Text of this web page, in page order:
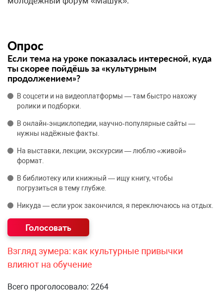
Опрос
Если тема на уроке показалась интересной, куда
ты скорее пойдёшь за «культурным
продолжением»?
В соцсети и на видеоплатформы — там быстро нахожу
ролики и подборки.
В онлайн‑энциклопедии, научно‑популярные сайты —
нужны надёжные факты.
На выставки, лекции, экскурсии — люблю «живой»
формат.
В библиотеку или книжный — ищу книгу, чтобы
погрузиться в тему глубже.
Никуда — если урок закончился, я переключаюсь на отдых.
Взгляд зумера: как культурные привычки
влияют на обучение
Всего проголосовало: 2264